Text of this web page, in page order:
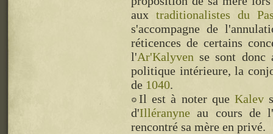
auxtraditionalistes du
s'accompagne de
réticences de certains
l'Ar'Kalyven se sont donc
politique intérieure, la
de 1040.
Il est à noter queKalev
d'Illéranyne au cours de
rencontré sa mère en privé.